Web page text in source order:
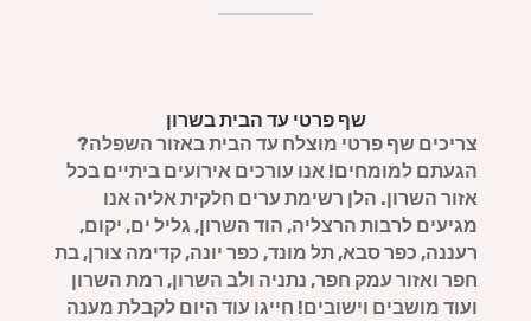
שף פרטי עד הבית בשרון
צריכים שף פרטי מוצלח עד הבית באזור השפלה?
הגעתם למומחים! אנו עורכים אירועים ביתיים בכל
אזור השרון. הלן רשימת ערים חלקית אליה אנו
מגיעים לרבות הרצליה, הוד השרון, גליל ים, יקום,
רעננה, כפר סבא, תל מונד, כפר יונה, קדימה צורן, בת
חפר ואזור עמק חפר, נתניה ולב השרון, רמת השרון
ועוד מושבים וישובים! חייגו עוד היום לקבלת מענה